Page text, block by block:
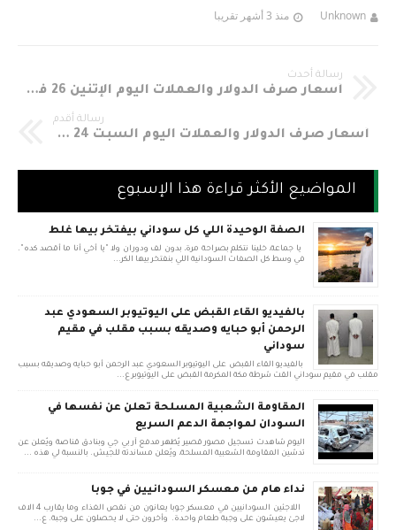
Unknown منذ 3 أشهر تقريبا
رسالة أحدث
أسعار صرف الدولار والعملات اليوم الإثنين 26 فبراير 2018 في السوق الموازي مقابل الجنيه السوداني Sudania 23 Currency Exchange Rates In Sudan
رسالة أقدم
أسعار صرف الدولار والعملات اليوم السبت 24 فبراير 2018 في السوق الموازي مقابل الجنيه السوداني Sudania 23 Currency Exchange Rates In Sudan
المواضيع الأكثر قراءة هذا الإسبوع
الصفة الوحيدة اللي كل سوداني بيفتخر بيها غلط
يا جماعة، خلينا نتكلم بصراحة مرة، بدون لف ودوران ولا "يا أخي أنا ما أقصد كده".
في وسط كل الصفات السودانية اللي بنفتخر بيها الكر...
بالفيديو القاء القبض على اليوتيوبر السعودي عبد
الرحمن أبو حبايه وصديقه بسبب مقلب في مقيم
سوداني
بالفيديو القاء القبض على اليوتيوبر السعودي عبد الرحمن أبو حبايه وصديقه بسبب
مقلب في مقيم سوداني القت شرطة مكة المكرمة القبض على اليوتيوبر ع...
المقاومة الشعبية المسلحة تعلن عن نفسها في
السودان لمواجهة الدعم السريع
اليوم شاهدت تسجيل مصور قصير يُظهر مدفع آر بي جي وبنادق قناصة ويُعلن عن
تدشين المقاومة الشعبية المسلحة، ويُعلن مساندته للجيش. بالنسبة لي هذه ...
نداء هام من معسكر السودانيين في جوبا
اللاجئين السودانيين في معسكر جوبا يعانون من نقص الغذاء وما يقارب 4 الاف
لاجئ يعيشون على وجبة طعام واحدة. وأخرون حتى لا يحصلون على وجبة. ع...